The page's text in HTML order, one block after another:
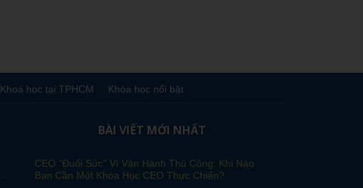
Khoá học tại TPHCM Khóa học nổi bật
BÀI VIẾT MỚI NHẤT
CEO “Đuối Sức” Vì Vận Hành Thủ Công: Khi Nào
Bạn Cần Một Khóa Học CEO Thực Chiến?